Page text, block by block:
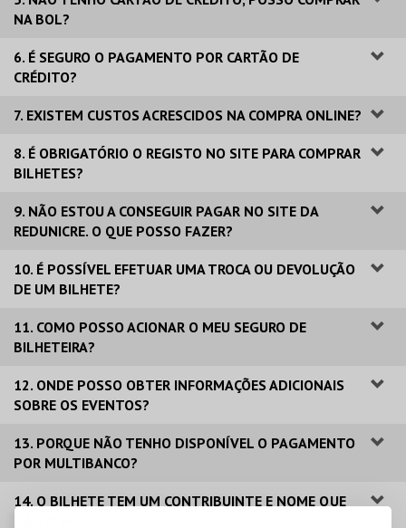
NA BOL?
6. É SEGURO O PAGAMENTO POR CARTÃO DE
CRÉDITO?
7. EXISTEM CUSTOS ACRESCIDOS NA COMPRA ONLINE?
8. É OBRIGATÓRIO O REGISTO NO SITE PARA COMPRAR
BILHETES?
9. NÃO ESTOU A CONSEGUIR PAGAR NO SITE DA
REDUNICRE. O QUE POSSO FAZER?
10. É POSSÍVEL EFETUAR UMA TROCA OU DEVOLUÇÃO
DE UM BILHETE?
11. COMO POSSO ACIONAR O MEU SEGURO DE
BILHETEIRA?
12. ONDE POSSO OBTER INFORMAÇÕES ADICIONAIS
SOBRE OS EVENTOS?
13. PORQUE NÃO TENHO DISPONÍVEL O PAGAMENTO
POR MULTIBANCO?
14. O BILHETE TEM UM CONTRIBUINTE E NOME QUE